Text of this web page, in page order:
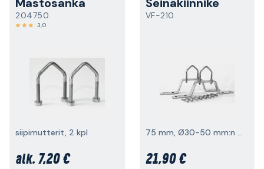
204750
3,0
siipimutterit, 2 kpl
alk. 7,20 €
VF-210
75 mm, Ø30-50 mm:n putkille
21,90 €